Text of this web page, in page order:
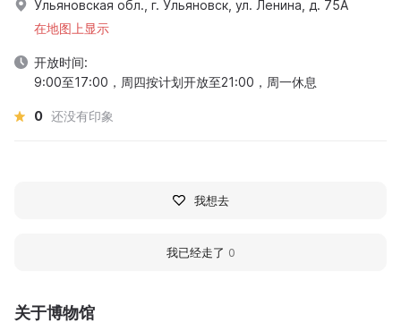
关于博物馆
Ульяновская обл., г. Ульяновск, ул. Ленина, д. 75А
在地图上显示
开放时间:
9:00至17:00，周四按计划开放至21:00，周一休息
0 还没有印象
我想去
我已经走了 0